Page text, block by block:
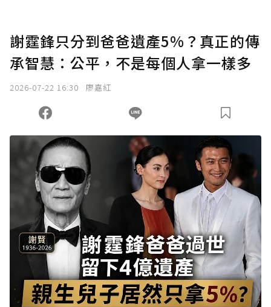
謝霆鋒只分到爸爸遺產5%？真正的傳
承智慧：公平，不是每個人拿一樣多
2026-07-22 16:30 廖嘉紅